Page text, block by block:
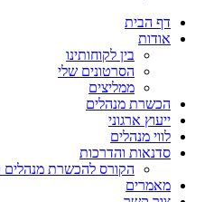
דף הבית
אודות
בין לקוחותינו
הסרטונים שלי
ממליצים
הכשרת מנהלים
ייעוץ ארגוני
לווי מנהלים
סדנאות והדרכות
הקורס להכשרת מנהלים
מאמרים